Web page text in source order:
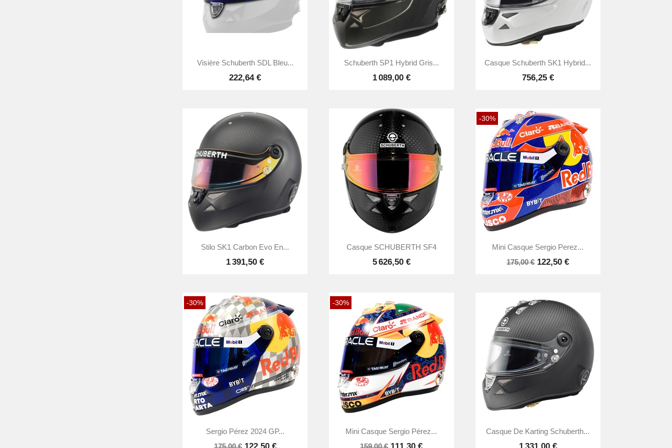
Aperçu rapide
Visière Schuberth SDL Bleu...
222,64 €
Aperçu rapide
Schuberth SP1 Hybrid Gris...
1 089,00 €
Aperçu rapide
Casque Schuberth SK1 Hybrid...
756,25 €
Aperçu rapide
Stilo SK1 Carbon Evo En...
1 391,50 €
Aperçu rapide
Casque SCHUBERTH SF4
5 626,50 €
-30%
Aperçu rapide
Mini Casque Sergio Perez...
175,00 € 122,50 €
-30%
Aperçu rapide
Sergio Pérez 2024 GP...
-30%
Aperçu rapide
Mini Casque Sergio Pérez...
Aperçu rapide
Casque De Karting Schuberth...